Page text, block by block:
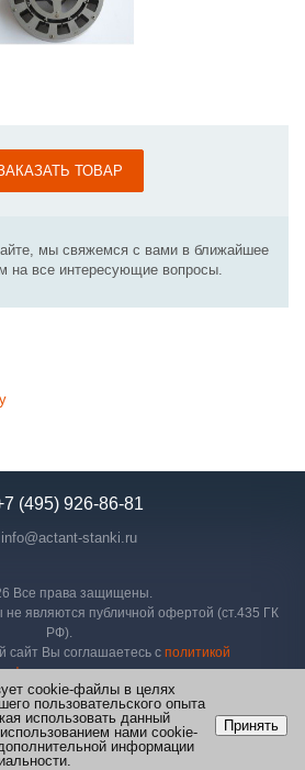
ТОВАР
мы свяжемся с вами в ближайшее
на все интересующие вопросы.
Все права защищены.
являются публичной офертой (ст.435 ГК
РФ).
сайт Вы соглашаетесь с политикой
ОГРН: 1247700411276
(495) 926-86-81
info@actant-stanki.ru
cookie-файлы в целях
пользовательского опыта
использовать данный
нами cookie-
информации
.
Принять